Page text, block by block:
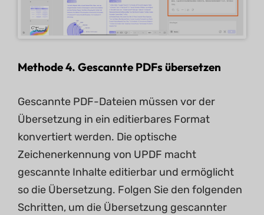
Methode 4. Gescannte PDFs übersetzen
Gescannte PDF-Dateien müssen vor der
Übersetzung in ein editierbares Format
konvertiert werden. Die optische
Zeichenerkennung von UPDF macht
gescannte Inhalte editierbar und ermöglicht
so die Übersetzung. Folgen Sie den folgenden
Schritten, um die Übersetzung gescannter